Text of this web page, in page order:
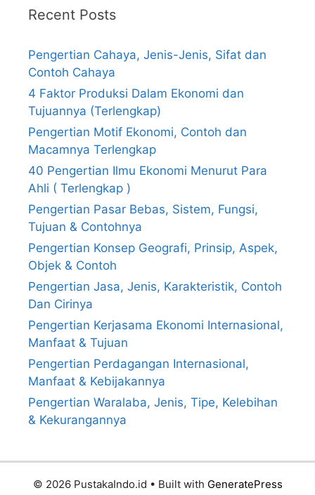
Recent Posts
Pengertian Cahaya, Jenis-Jenis, Sifat dan
Contoh Cahaya
4 Faktor Produksi Dalam Ekonomi dan
Tujuannya (Terlengkap)
Pengertian Motif Ekonomi, Contoh dan
Macamnya Terlengkap
40 Pengertian Ilmu Ekonomi Menurut Para
Ahli ( Terlengkap )
Pengertian Pasar Bebas, Sistem, Fungsi,
Tujuan & Contohnya
Pengertian Konsep Geografi, Prinsip, Aspek,
Objek & Contoh
Pengertian Jasa, Jenis, Karakteristik, Contoh
Dan Cirinya
Pengertian Kerjasama Ekonomi Internasional,
Manfaat & Tujuan
Pengertian Perdagangan Internasional,
Manfaat & Kebijakannya
Pengertian Waralaba, Jenis, Tipe, Kelebihan
& Kekurangannya
© 2026 PustakaIndo.id • Built with GeneratePress